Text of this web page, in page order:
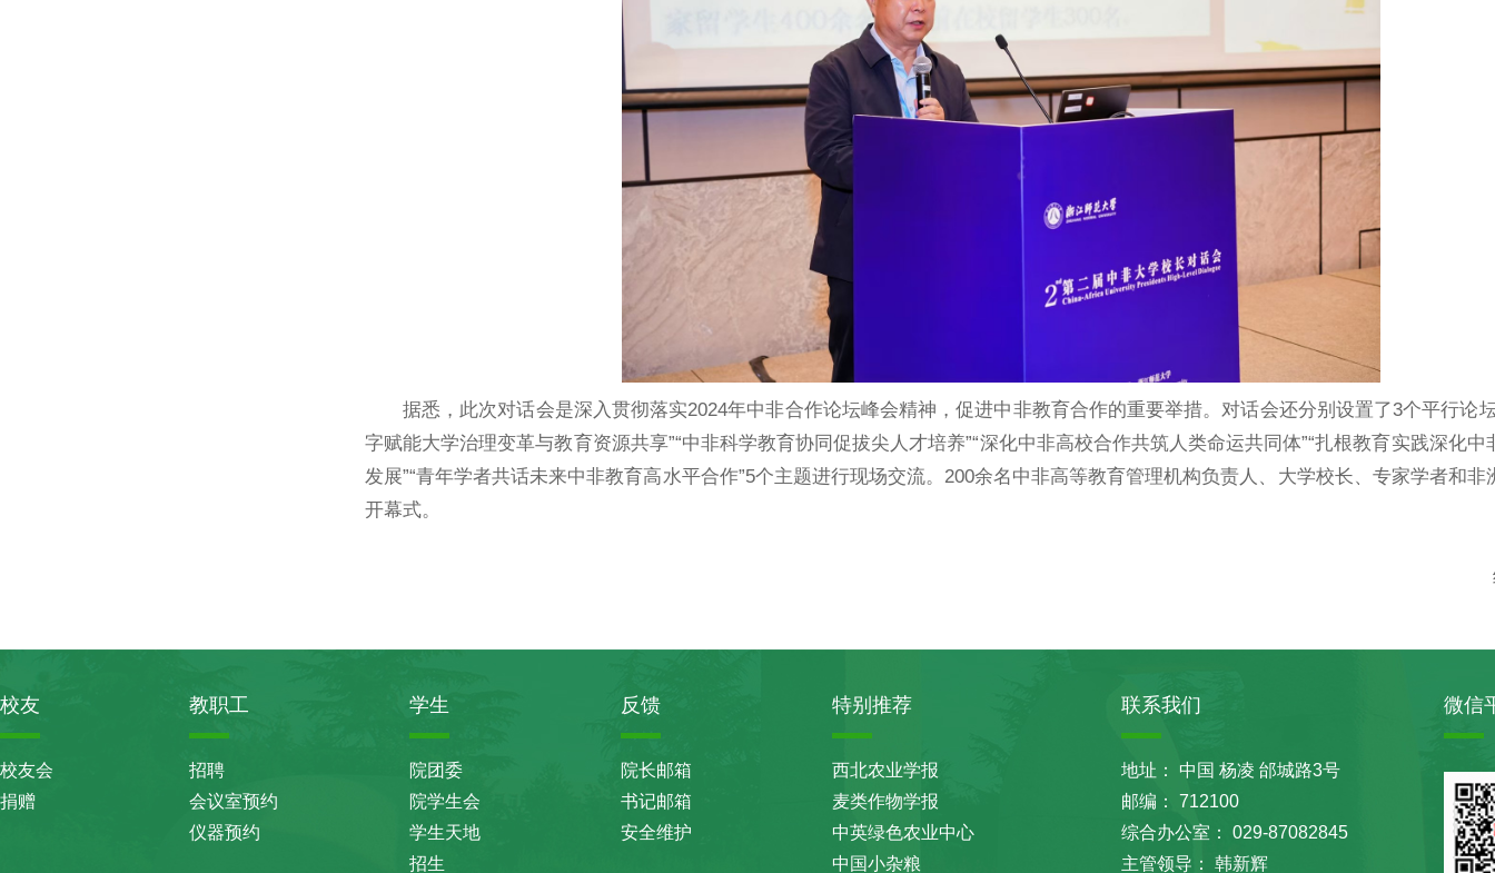
据悉，此次对话会是深入贯彻落实2024年中非合作论坛峰会精神，促进中非教育合作的重要举措。对话会还分别设置了3个平行论
字赋能大学治理变革与教育资源共享”“中非科学教育协同促拔尖人才培养”“深化中非高校合作共筑人类命运共同体”“扎根教育实践深化中
发展”“青年学者共话未来中非教育高水平合作”5个主题进行现场交流。200余名中非高等教育管理机构负责人、大学校长、专家学者和非
开幕式。
校友
校友会
捐赠
教职工
招聘
会议室预约
仪器预约
学生
院团委
院学生会
学生天地
招生
反馈
院长邮箱
书记邮箱
安全维护
特别推荐
西北农业学报
麦类作物学报
中英绿色农业中心
中国小杂粮
联系我们
地址： 中国 杨凌 邰城路3号
邮编： 712100
综合办公室： 029-87082845
主管领导： 韩新辉
微信